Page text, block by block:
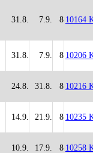
31.8. 7.9. 8 10164
31.8. 7.9. 8 10206
24.8. 31.8. 8 10216
14.9. 21.9. 8 10235
10.9. 17.9. 8 10258